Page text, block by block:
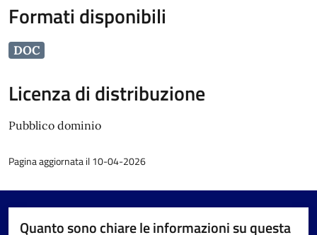
Formati disponibili
DOC
Licenza di distribuzione
Pubblico dominio
Pagina aggiornata il 10-04-2026
Quanto sono chiare le informazioni su questa